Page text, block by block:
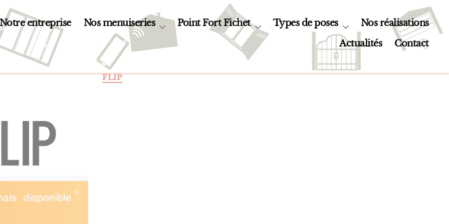
Notre entreprise Nos menuiseries Point Fort Fichet Types de poses
Nos réalisations
Actualités
Contact
Catégories
FLIP